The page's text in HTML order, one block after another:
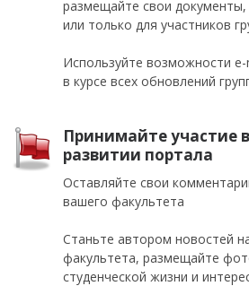
размещайте свои документы,
или только для участников
Используйте возможности
в курсе всех обновлений
Принимайте участие
развитии портала
Оставляйте свои
вашего факультета
Станьте автором новостей
факультета, размещайте
студенческой жизни и